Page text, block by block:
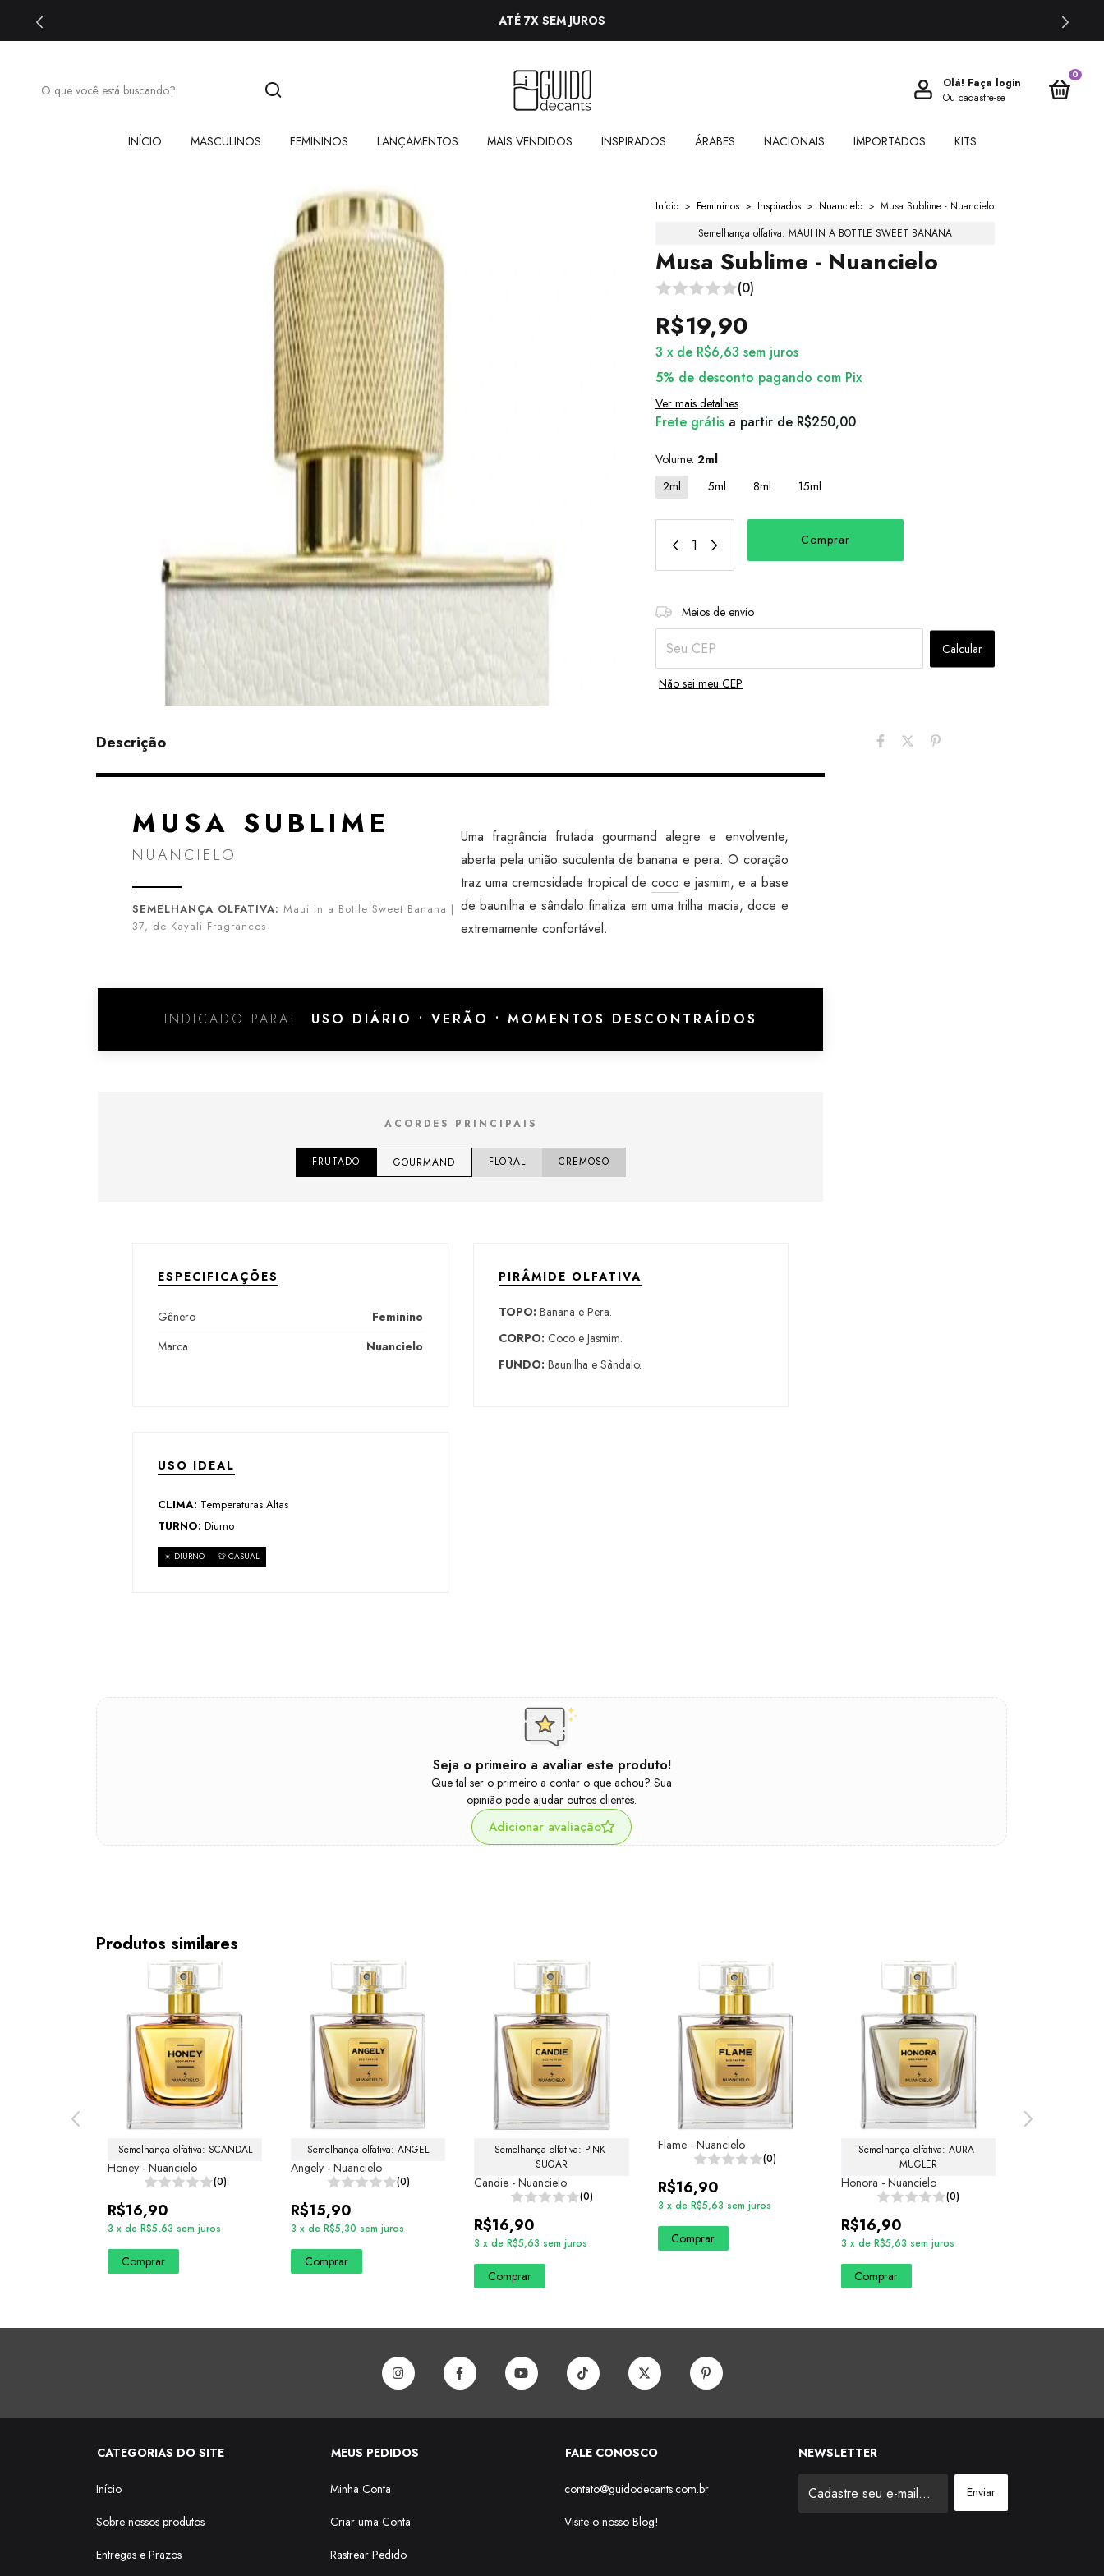
ATÉ 7X SEM JUROS
Olá! Faça login
Ou cadastre-se
0
INÍCIO MASCULINOS FEMININOS LANÇAMENTOS MAIS VENDIDOS INSPIRADOS ÁRABES NACIONAIS IMPORTADOS KITS
Início > Femininos > Inspirados > Nuancielo > Musa Sublime - Nuancielo
Semelhança olfativa: MAUI IN A BOTTLE SWEET BANANA
Musa Sublime - Nuancielo
(0)
R$19,90
3 x de R$6,63 sem juros
5% de desconto pagando com Pix
Ver mais detalhes
Frete grátis a partir de R$250,00
Volume: 2ml
2ml
5ml 8ml 15ml
Entregas para o CEP:
Meios de envio
Calcular
Não sei meu CEP
Descrição
MUSA SUBLIME
NUANCIELO
SEMELHANÇA OLFATIVA: Maui in a Bottle Sweet Banana |
37, de Kayali Fragrances
Uma fragrância frutada gourmand alegre e envolvente,
aberta pela união suculenta de banana e pera. O coração
traz uma cremosidade tropical de coco e jasmim, e a base
de baunilha e sândalo finaliza em uma trilha macia, doce e
extremamente confortável.
INDICADO PARA: USO DIÁRIO • VERÃO • MOMENTOS DESCONTRAÍDOS
ACORDES PRINCIPAIS
FRUTADO GOURMAND FLORAL CREMOSO
ESPECIFICAÇÕES
Gênero
Feminino
Marca
Nuancielo
PIRÂMIDE OLFATIVA
TOPO:Banana e Pera.
CORPO:Coco e Jasmim.
FUNDO:Baunilha e Sândalo.
USO IDEAL
CLIMA: Temperaturas Altas
TURNO: Diurno
☀️ DIURNO 👕 CASUAL
Seja o primeiro a avaliar este produto!
Que tal ser o primeiro a contar o que achou? Sua
opinião pode ajudar outros clientes.
Adicionar avaliação
Produtos similares
Semelhança olfativa: SCANDAL
Honey - Nuancielo
(0)
R$16,90
3 x de R$5,63 sem juros
Comprar
Semelhança olfativa: ANGEL
Angely - Nuancielo
(0)
R$15,90
3 xdeR$5,30 sem juros
Comprar
Semelhança olfativa: PINK
SUGAR
Candie - Nuancielo
(0)
R$16,90
3 xdeR$5,63 sem juros
Comprar
Flame - Nuancielo
(0)
R$16,90
3 x de R$5,63 sem juros
Comprar
Semelhança olfativa: AURA
MUGLER
Honora - Nuancielo
(0)
R$16,90
3 x de R$5,63 sem juros
Comprar
CATEGORIAS DO SITE
Início
Sobre nossos produtos
Entregas e Prazos
MEUS PEDIDOS
Minha Conta
Criar uma Conta
Rastrear Pedido
FALE CONOSCO
contato@guidodecants.com.br
Visite o nosso Blog!
NEWSLETTER